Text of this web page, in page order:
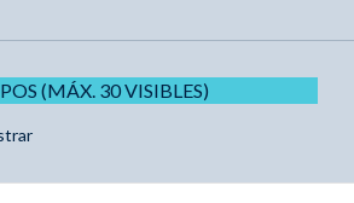
(MÁX. 30 VISIBLES)